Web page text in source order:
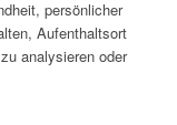
persönlicher
Aufenthaltsort
analysieren oder